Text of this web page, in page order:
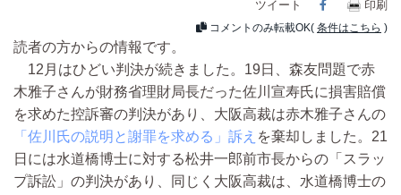
ツイート Facebook
印刷
コメントのみ転載OK( 条件はこちら )
読者の方からの情報です。
12月はひどい判決が続きました。19日、森友問題で赤
木雅子さんが財務省理財局長だった佐川宣寿氏に損害賠償
を求めた控訴審の判決があり、大阪高裁は赤木雅子さんの
「佐川氏の説明と謝罪を求める」訴え を棄却しました。21
日には水道橋博士に対する松井一郎前市長からの「スラッ
プ訴訟」の判決があり、同じく大阪高裁は、水道橋博士の